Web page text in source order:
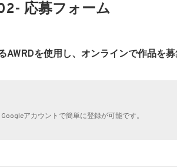
応募フォーム
を使用し、オンラインで作品を募
アカウントで簡単に登録が可能です。